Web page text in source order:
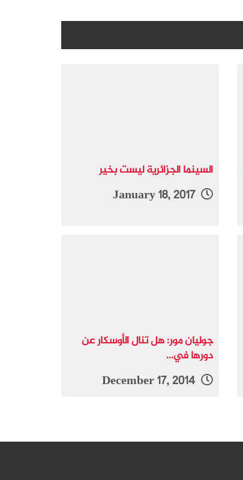
السينما الجزائرية ليست بخير
January 18, 2017
جوليان مور: هل تنال الأوسكار عن
دورها في...
December 17, 2014